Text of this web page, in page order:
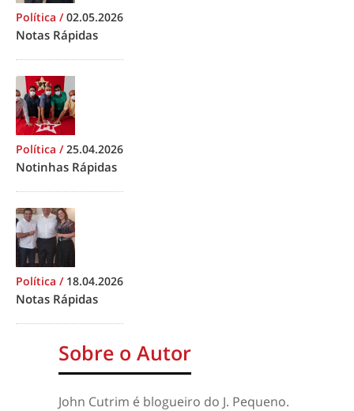
Política /02.05.2026
Notas Rápidas
Política /25.04.2026
Notinhas Rápidas
Política / 18.04.2026
Notas Rápidas
Sobre o Autor
John Cutrim é blogueiro do J. Pequeno.